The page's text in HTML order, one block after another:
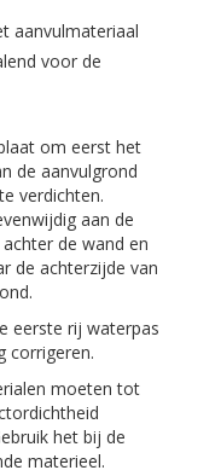
aanvulmateriaal
voor de
om eerst het
de aanvulgrond
verdichten.
aan de
de wand en
de achterzijde van
eerste rij waterpas
corrigeren.
moeten tot
het bij de
materieel.